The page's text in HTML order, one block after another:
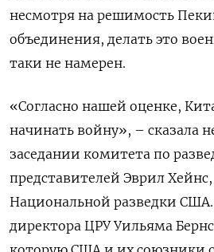
несмотря на решимость
объединения, делать это
таки не намерен.
«Согласно нашей оценке,
начинать войну», – сказала
заседании комитета по
представителей Эврил
Национальной разведки
директора ЦРУ Уильяма